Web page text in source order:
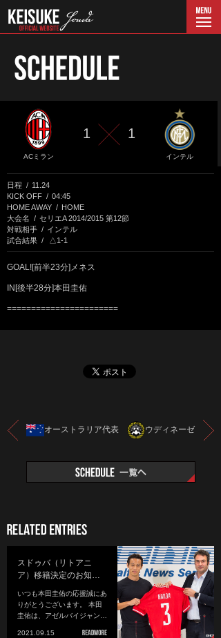
ACミラン
1 1
インテル
日程
11.24
KICK OFF
04:45
HOME AWAY
HOME
大会名
セリエA 2014/2015 第12節
対戦相手
インテル
試合結果
△1-1
GOAL![前半23分]メネス
IN[後半28分]本田圭佑
=======================
オーストラリア代表 ウディネーゼ
スドゥバ（リトアニ
ア）移籍決定のお知…
いつも本田圭佑の応援誠にあ
りがとうございます。 本田
圭佑は、アゼルバイジャン…
2021.09.15